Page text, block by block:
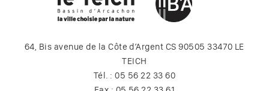
64, Bis avenue de la Côte d’Argent CS 90505 33470 LE
TEICH
Tél. : 05 56 22 33 60